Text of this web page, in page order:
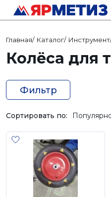
Главная/ Каталог/ Инструмент
Колёса для
Фильтр
Сортировать по: